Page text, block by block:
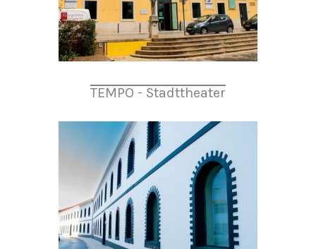
TEMPO - Stadttheater